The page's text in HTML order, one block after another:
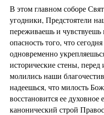
В этом главном соборе
угодники, Предстоятели
переживаешь и
опасность того, что
одновременно
исторические стены,
молились наши
надеешься, что милость
восстановится ее духовное
канонический строй